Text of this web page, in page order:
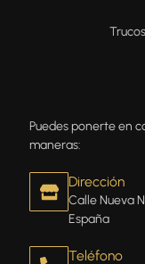
Puedes ponerte en
maneras:
Dirección
Calle Nueva
España
Teléfono